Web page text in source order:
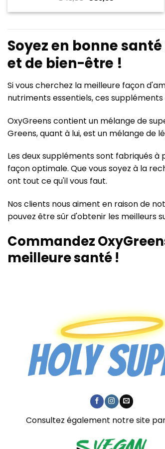
initial actuel
Soyez en bonne
et de bien-être !
Si vous cherchez la meilleure façon
nutriments essentiels, ces
OxyGreens contient un mélange de
Greens, quant à lui, est un mélange
Les deux suppléments sont fabriqués
façon optimale. Que vous soyez à la
ont tout ce qu'il vous faut.
Nos clients nous aiment en raison de
pouvez être sûr d'obtenir les meilleurs
Commandez
meilleure santé !
Consultez également notre site